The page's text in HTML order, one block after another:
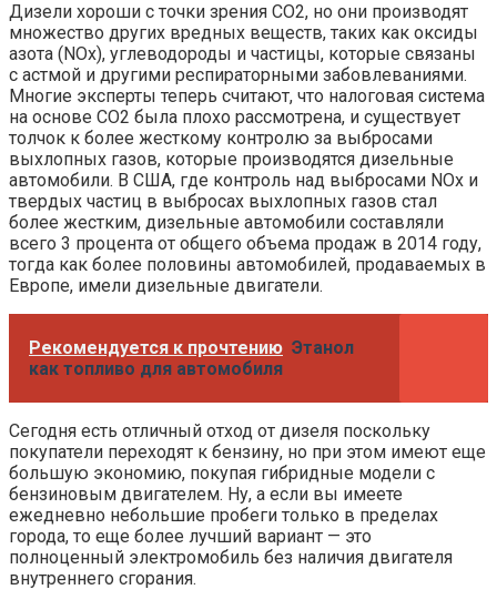
Дизели хороши с точки зрения CO2, но они производят
множество других вредных веществ, таких как оксиды
азота (NOx), углеводороды и частицы, которые связаны
с астмой и другими респираторными забовлеваниями.
Многие эксперты теперь считают, что налоговая система
на основе СО2 была плохо рассмотрена, и существует
толчок к более жесткому контролю за выбросами
выхлопных газов, которые производятся дизельные
автомобили. В США, где контроль над выбросами NOx и
твердых частиц в выбросах выхлопных газов стал
более жестким, дизельные автомобили составляли
всего 3 процента от общего объема продаж в 2014 году,
тогда как более половины автомобилей, продаваемых в
Европе, имели дизельные двигатели.
Рекомендуется к прочтению Этанол
как топливо для автомобиля
Сегодня есть отличный отход от дизеля поскольку
покупатели переходят к бензину, но при этом имеют еще
большую экономию, покупая гибридные модели с
бензиновым двигателем. Ну, а если вы имеете
ежедневно небольшие пробеги только в пределах
города, то еще более лучший вариант — это
полноценный электромобиль без наличия двигателя
внутреннего сгорания.